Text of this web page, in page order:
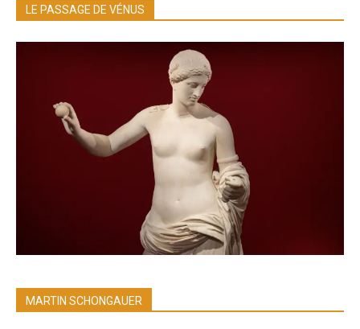
LE PASSAGE DE VÉNUS
MARTIN SCHONGAUER